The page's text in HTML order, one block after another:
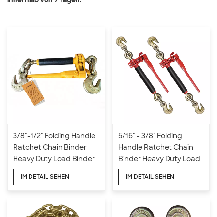
3/8"-1/2" Folding Handle
Ratchet Chain Binder
Heavy Duty Load Binder
with Grab Hooks 12000
IM DETAIL SEHEN
5/16" - 3/8" Folding
Handle Ratchet Chain
Binder Heavy Duty Load
Binder with Grab Hooks
IM DETAIL SEHEN